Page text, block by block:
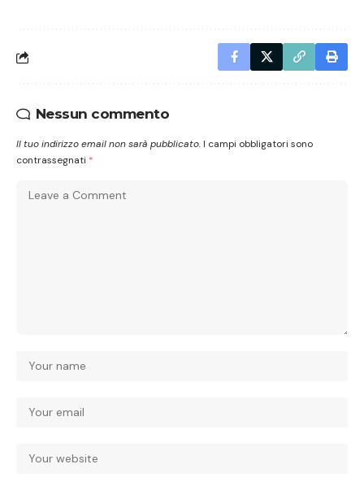
Nessun commento
Il tuo indirizzo email non sarà pubblicato. I campi obbligatori sono
contrassegnati *